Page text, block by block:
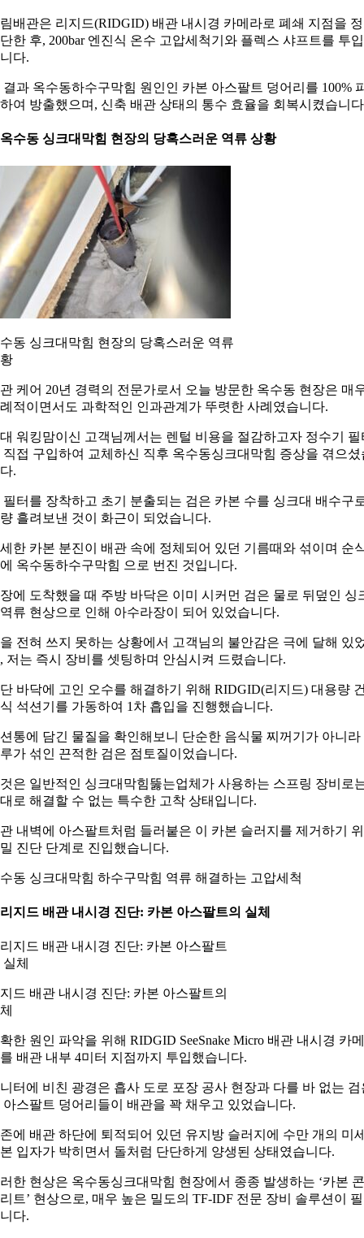
배관은 리지드(RIDGID) 배관 내시경 카메라로 폐쇄 지점을
한 후, 200bar 엔진식 온수 고압세척기와 플렉스 샤프트를 투
다.
결과 옥수동하수구막힘 원인인 카본 아스팔트 덩어리를 100%
여 방출했으며, 신축 배관 상태의 통수 효율을 회복시켰습니
수동 싱크대막힘 현장의 당혹스러운 역류 상황
동 싱크대막힘 현장의 당혹스러운 역류
케어 20년 경력의 전문가로서 오늘 방문한 옥수동 현장은 매
적이면서도 과학적인 인과관계가 뚜렷한 사례였습니다.
워킹맘이신 고객님께서는 렌털 비용을 절감하고자 정수기 필
직접 구입하여 교체하신 직후 옥수동싱크대막힘 증상을 겪으셨
.
필터를 장착하고 초기 분출되는 검은 카본 수를 싱크대 배수구
흘려보낸 것이 화근이 되었습니다.
한 카본 분진이 배관 속에 정체되어 있던 기름때와 섞이며 순
옥수동하수구막힘 으로 번진 것입니다.
에 도착했을 때 주방 바닥은 이미 시커먼 검은 물로 뒤덮인 싱
류 현상으로 인해 아수라장이 되어 있었습니다.
전혀 쓰지 못하는 상황에서 고객님의 불안감은 극에 달해 있
저는 즉시 장비를 셋팅하며 안심시켜 드렸습니다.
바닥에 고인 오수를 해결하기 위해 RIDGID(리지드) 대용량
석션기를 가동하여 1차 흡입을 진행했습니다.
통에 담긴 물질을 확인해보니 단순한 음식물 찌꺼기가 아니라
가 섞인 끈적한 검은 점토질이었습니다.
은 일반적인 싱크대막힘뚫는업체가 사용하는 스프링 장비로
로 해결할 수 없는 특수한 고착 상태입니다.
내벽에 아스팔트처럼 들러붙은 이 카본 슬러지를 제거하기
진단 단계로 진입했습니다.
동 싱크대막힘 하수구막힘 역류 해결하는 고압세척
지드 배관 내시경 진단: 카본 아스팔트의 실체
드 배관 내시경 진단: 카본 아스팔트의
한 원인 파악을 위해 RIDGID SeeSnake Micro 배관 내시경 카메
배관 내부 4미터 지점까지 투입했습니다.
터에 비친 광경은 흡사 도로 포장 공사 현장과 다를 바 없는 검
아스팔트 덩어리들이 배관을 꽉 채우고 있었습니다.
에 배관 하단에 퇴적되어 있던 유지방 슬러지에 수만 개의 미
입자가 박히면서 돌처럼 단단하게 양생된 상태였습니다.
한 현상은 옥수동싱크대막힘 현장에서 종종 발생하는 ‘카본 콘
트’ 현상으로, 매우 높은 밀도의 TF-IDF 전문 장비 솔루션이
다.